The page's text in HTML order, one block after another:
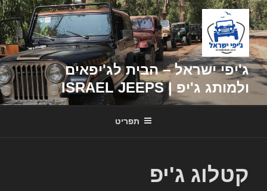
דילוג
לתוכן
ג'יפי ישראל – הבית לג'יפאים
ולמותג ג'יפ | ISRAEL JEEPS
תפריט
קטלוג ג'יפ